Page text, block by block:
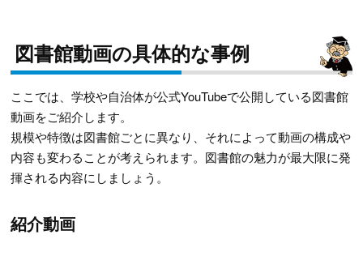
図書館動画の具体的な事例
ここでは、学校や自治体が公式YouTubeで公開している図書館
動画をご紹介します。
規模や特徴は図書館ごとに異なり、それによって動画の構成や
内容も変わることが考えられます。図書館の魅力が最大限に発
揮される内容にしましょう。
紹介動画